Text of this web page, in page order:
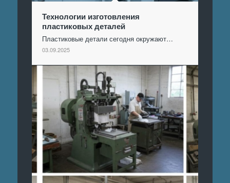
Технологии изготовления
пластиковых деталей
Пластиковые детали сегодня окружают…
03.09.2025